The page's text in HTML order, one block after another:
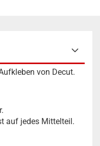
von Decut.
auf jedes Mittelteil.